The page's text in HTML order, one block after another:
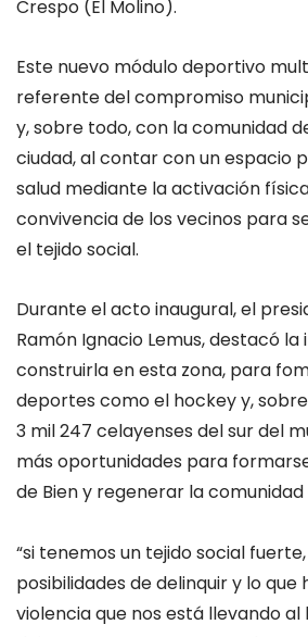
Crespo (El Molino).
Este nuevo módulo deportivo
referente del compromiso
y, sobre todo, con la comunidad
ciudad, al contar con un espacio
salud mediante la activación
convivencia de los vecinos para
el tejido social.
Durante el acto inaugural, el
Ramón Ignacio Lemus, destacó
construirla en esta zona, para
deportes como el hockey y,
3 mil 247 celayenses del sur del
más oportunidades para
de Bien y regenerar la
“si tenemos un tejido social
posibilidades de delinquir y lo
violencia que nos está llevando al